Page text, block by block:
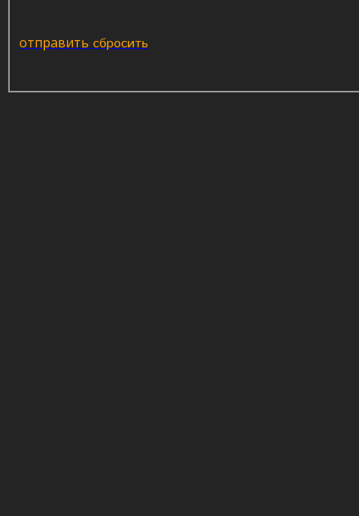
отправить сбросить